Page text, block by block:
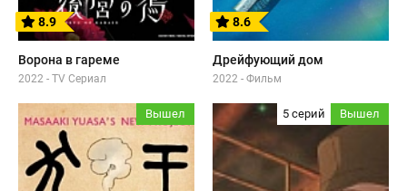
8.9
Ворона в гареме
2022 - TV Сериал
8.6
Дрейфующий дом
2022 - Фильм
Вышел 5 серий Вышел